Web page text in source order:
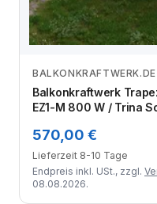
BALKONKRAFTWERK.DE
Balkonkraftwerk
EZ1-M 800 W / Trina
2 Module
570,00 €
Lieferzeit 8-10 Tage
Endpreis inkl. USt., zzgl.
08.08.2026.